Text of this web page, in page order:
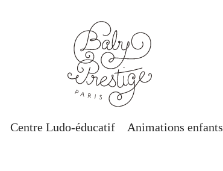
Centre Ludo-éducatif Animations enfants